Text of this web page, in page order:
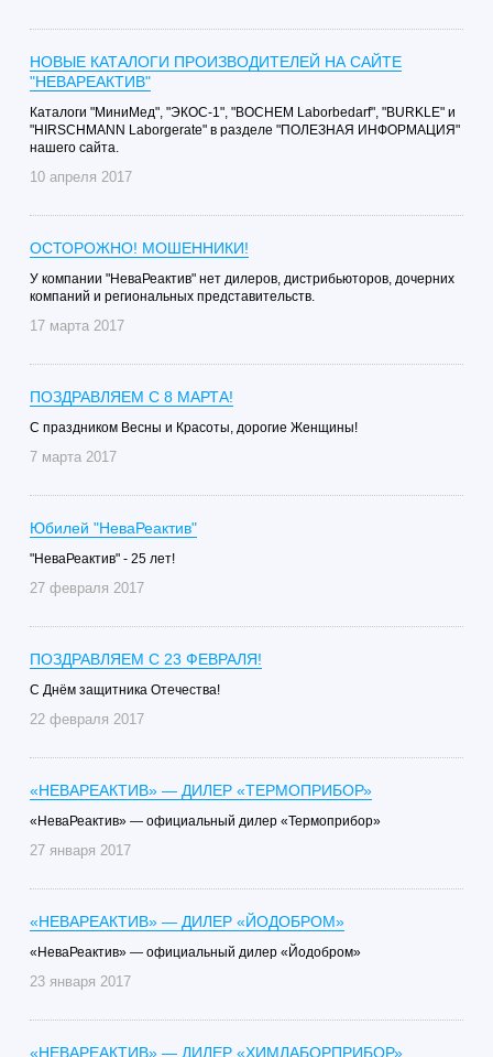
НОВЫЕ КАТАЛОГИ ПРОИЗВОДИТЕЛЕЙ НА САЙТЕ
"НЕВАРЕАКТИВ"
Каталоги "МиниМед", "ЭКОС-1", "BOCHEM Laborbedarf", "BURKLE" и
"HIRSCHMANN Laborgerate" в разделе "ПОЛЕЗНАЯ ИНФОРМАЦИЯ"
нашего сайта.
10 апреля 2017
ОСТОРОЖНО! МОШЕННИКИ!
У компании "НеваРеактив" нет дилеров, дистрибьюторов, дочерних
компаний и региональных представительств.
17 марта 2017
ПОЗДРАВЛЯЕМ С 8 МАРТА!
С праздником Весны и Красоты, дорогие Женщины!
7 марта 2017
Юбилей "НеваРеактив"
"НеваРеактив" - 25 лет!
27 февраля 2017
ПОЗДРАВЛЯЕМ С 23 ФЕВРАЛЯ!
C Днём защитника Отечества!
22 февраля 2017
«НЕВАРЕАКТИВ» — ДИЛЕР «ТЕРМОПРИБОР»
«НеваРеактив» — официальный дилер «Термоприбор»
27 января 2017
«НЕВАРЕАКТИВ» — ДИЛЕР «ЙОДОБРОМ»
«НеваРеактив» — официальный дилер «Йодобром»
23 января 2017
«НЕВАРЕАКТИВ» — ДИЛЕР «ХИМЛАБОРПРИБОР»